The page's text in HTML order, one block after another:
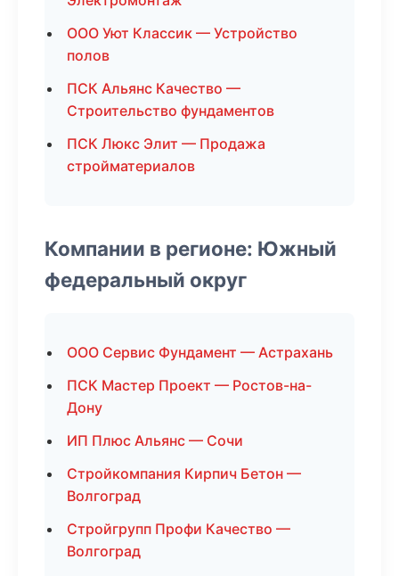
ООО Уют Классик — Устройство
полов
ПСК Альянс Качество —
Строительство фундаментов
ПСК Люкс Элит — Продажа
стройматериалов
Компании в регионе: Южный
федеральный округ
ООО Сервис Фундамент — Астрахань
ПСК Мастер Проект — Ростов-на-
Дону
ИП Плюс Альянс — Сочи
Стройкомпания Кирпич Бетон —
Волгоград
Стройгрупп Профи Качество —
Волгоград